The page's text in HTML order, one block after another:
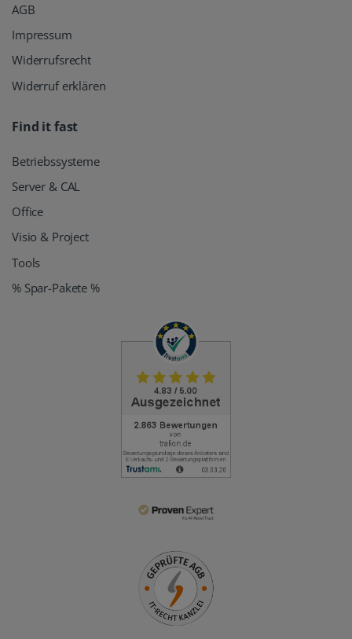
AGB
Impressum
Widerrufsrecht
Widerruf erklären
Find it fast
Betriebssysteme
Server & CAL
Office
Visio & Project
Tools
% Spar-Pakete %